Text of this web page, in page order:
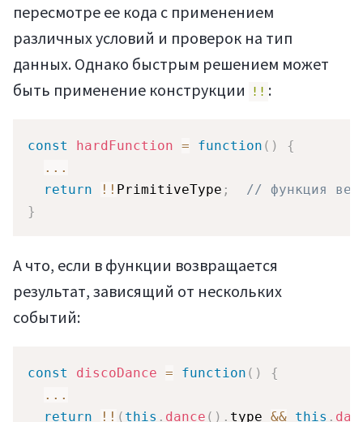
Войти
Регистрация
пересмотре ее кода с применением
различных условий и проверок на тип
данных. Однако быстрым решением может
быть применение конструкции
!! :
const hardFunction = function ( )
{
...
return
! ! PrimitiveType ;
// функция
}
А что, если в функции возвращается
результат, зависящий от нескольких
событий:
const discoDance = function ( )
{
...
return
! ! ( this . dance ( ) . type && this .